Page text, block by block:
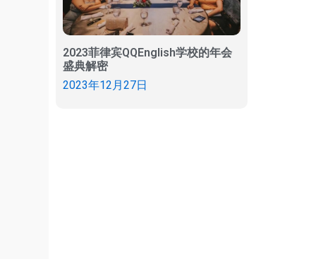
2023菲律宾QQEnglish学校的年会
盛典解密
2023年12月27日